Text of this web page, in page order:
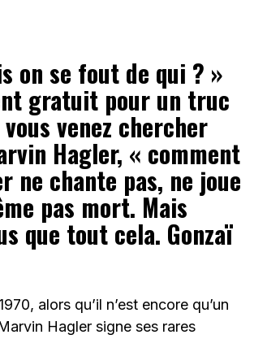
on se fout de qui ? »
gratuit pour un truc
venez chercher
Hagler, « comment
chante pas, ne joue
pas mort. Mais
que tout cela. Gonzaï
alors qu’il n’est encore qu’un
Hagler signe ses rares